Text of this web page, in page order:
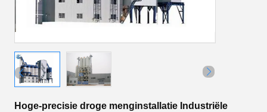
Hoge-precisie droge menginstallatie Industriële